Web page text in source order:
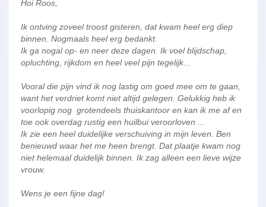
Hoi Roos,
Ik ontving zoveel troost gisteren, dat kwam heel erg diep
binnen. Nogmaals heel erg bedankt.
Ik ga nogal op- en neer deze dagen. Ik voel blijdschap,
opluchting, rijkdom en heel veel pijn tegelijk...
Vooral die pijn vind ik nog lastig om goed mee om te gaan,
want het verdriet komt niet altijd gelegen. Gelukkig heb ik
voorlopig nog grotendeels thuiskantoor en kan ik me af en
toe ook overdag rustig een huilbui veroorloven ...
Ik zie een heel duidelijke verschuiving in mijn leven. Ben
benieuwd waar het me heen brengt. Dat plaatje kwam nog
niet helemaal duidelijk binnen. Ik zag alleen een lieve wijze
vrouw.
Wens je een fijne dag!